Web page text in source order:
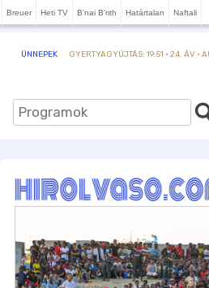
Breuer Heti TV B'nai B'rith Határtalan Naftali
ÜNNEPEK GYERTYAGYÚJTÁS: 19:51 · 24. ÁV ·